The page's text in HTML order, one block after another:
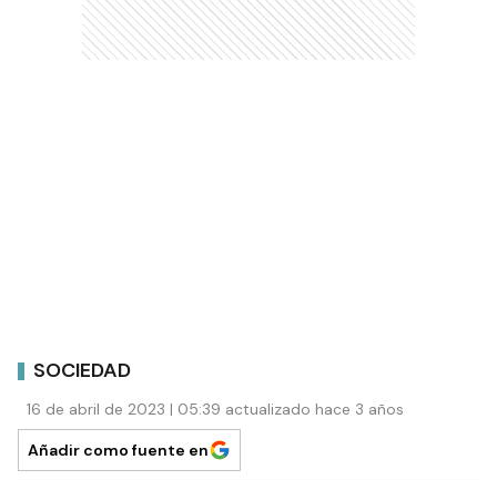
SOCIEDAD
16 de abril de 2023 | 05:39 actualizado hace 3 años
Añadir como fuente en